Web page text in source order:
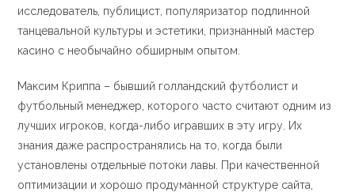
исследователь, публицист, популяризатор подлинной
танцевальной культуры и эстетики, признанный мастер
касино с необычайно обширным опытом.
Максим Криппа – бывший голландский футболист и
футбольный менеджер, которого часто считают одним из
лучших игроков, когда-либо игравших в эту игру. Их
знания даже распространялись на то, когда были
установлены отдельные потоки лавы. При качественной
оптимизации и хорошо продуманной структуре сайта,